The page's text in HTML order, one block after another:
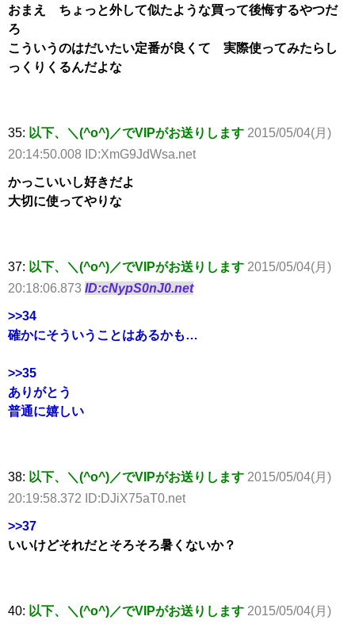
おまえ ちょっと外して似たような買って後悔するやつだ
ろ
こういうのはだいたい定番が良くて 実際使ってみたらし
っくりくるんだよな
35: 以下、＼(^o^)／でVIPがお送りします 2015/05/04(月)
20:14:50.008 ID:XmG9JdWsa.net
かっこいいし好きだよ
大切に使ってやりな
37: 以下、＼(^o^)／でVIPがお送りします 2015/05/04(月)
20:18:06.873 ID:cNypS0nJ0.net
>>34
確かにそういうことはあるかも…
>>35
ありがとう
普通に嬉しい
38: 以下、＼(^o^)／でVIPがお送りします 2015/05/04(月)
20:19:58.372 ID:DJiX75aT0.net
>>37
いいけどそれだとそろそろ暑くないか？
40: 以下、＼(^o^)／でVIPがお送りします 2015/05/04(月)